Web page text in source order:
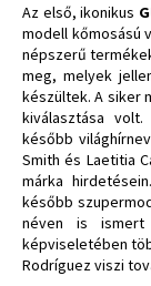
Az első, ikonikus
modell kőmosású
népszerű
meg, melyek
készültek. A siker
kiválasztása
később
Smith és Laetitia
márka
később
néven is ismert
képviseletében
Rodríguez viszi